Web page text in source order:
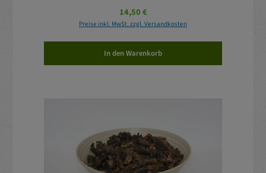
Regulärer Preis:
14,50 €
Preise inkl. MwSt. zzgl. Versandkosten
In den Warenkorb